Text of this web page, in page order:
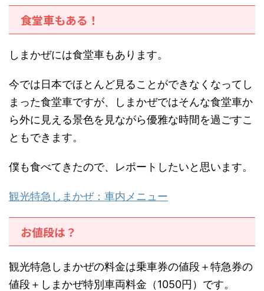
食堂車もある！
しまかぜには食堂車もあります。
今では日本でほとんど見ることができなくなってし
まった食堂車ですが、しまかぜではそんな食堂車か
ら外に見える景色を見ながら優雅な時間を過ごすこ
ともできます。
僕も食べてきたので、レポートしたいと思います。
観光特急しまかぜ：車内メニュー
お値段は？
観光特急しまかぜの料金は乗車券の値段＋特急券の
値段＋しまかぜ特別車両料金（1050円）です。